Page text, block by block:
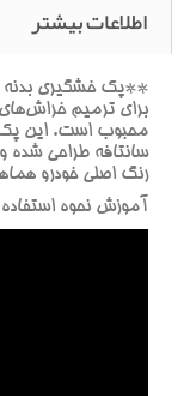
اطلاعات بیشتر
**پک خشگيري
براي ترميم
محبوب است. اين پک
سانتافه طراحي شده
رنگ اصلي خودرو
آموزش نحوه استفاده